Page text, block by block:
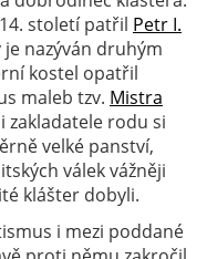
století patřil Petr I.
nazýván druhým
kostel opatřil
maleb tzv. Mistra
zakladatele rodu si
velké panství,
válek vážněji
klášter dobyli.
i mezi poddané